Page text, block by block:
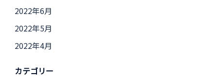
2022年6月
2022年5月
2022年4月
カテゴリー